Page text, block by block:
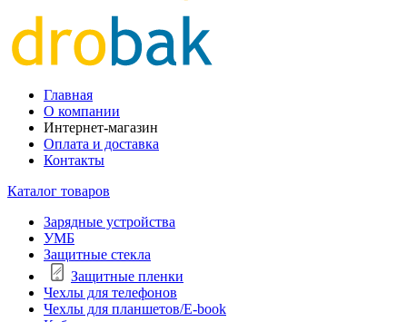
Главная
О компании
Интернет-магазин
Оплата и доставка
Контакты
Каталог товаров
Зарядные устройства
УМБ
Защитные стекла
Защитные пленки
Чехлы для телефонов
Чехлы для планшетов/E-book